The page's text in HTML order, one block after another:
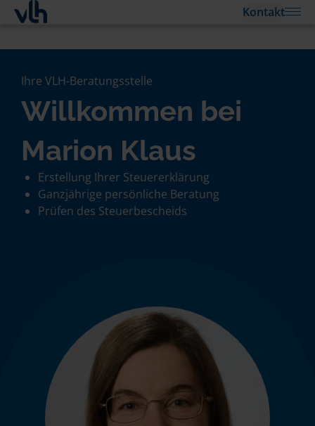
Kontakt
Ihre VLH-Beratungsstelle
Willkommen bei
Marion Klaus
Erstellung Ihrer Steuererklärung
Ganzjährige persönliche Beratung
Prüfen des Steuerbescheids